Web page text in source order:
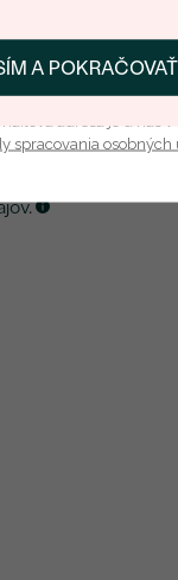
A POKRAČOVAŤ
.
sa a získať zľavu
spracovania osobných